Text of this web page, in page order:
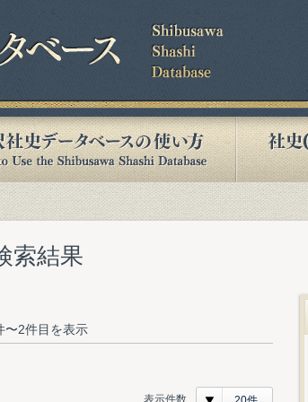
索結果
2件目を表示
表示件数